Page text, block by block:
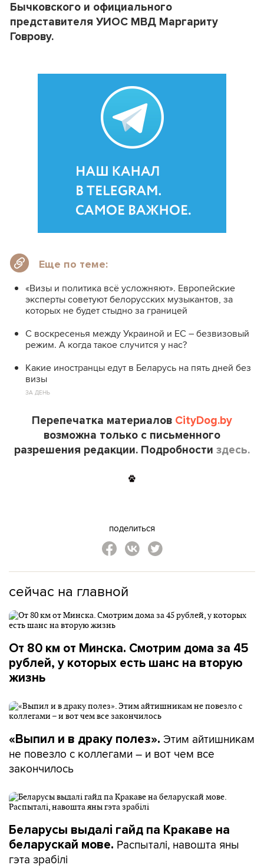
Бычковского и официального
представителя УИОС МВД Маргариту
Говрову.
Еще по теме:
«Визы и политика всё усложняют». Европейские
эксперты советуют белорусских музыкантов, за
которых не будет стыдно за границей
С воскресенья между Украиной и ЕС – безвизовый
режим. А когда такое случится у нас?
Какие иностранцы едут в Беларусь на пять дней без
визы
ЗА ДЕНЬ
Перепечатка материалов CityDog.by
возможна только с письменного
разрешения редакции. Подробности здесь.
поделиться
сейчас на главной
От 80 км от Минска. Смотрим дома за 45
рублей, у которых есть шанс на вторую
жизнь
«Выпил и в драку полез». Этим айтишникам
не повезло с коллегами – и вот чем все
закончилось
Беларусы выдалі гайд па Кракаве на
беларускай мове. Распыталі, навошта яны
гэта зрабілі